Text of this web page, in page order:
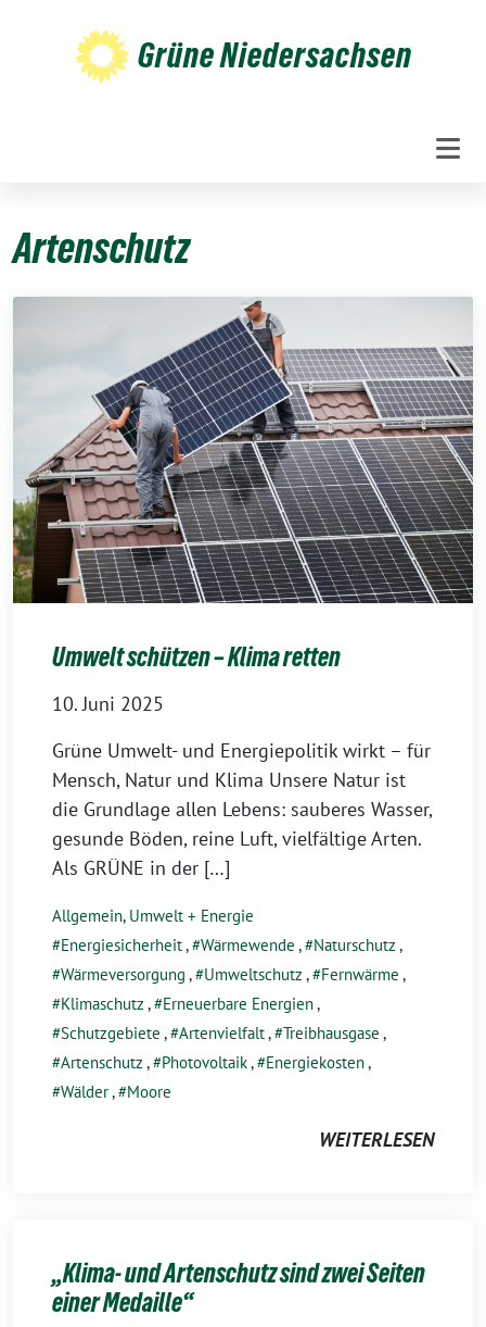
Grüne Niedersachsen
Artenschutz
Umwelt schützen – Klima retten
10. Juni 2025
Grüne Umwelt- und Energiepolitik wirkt – für
Mensch, Natur und Klima Unsere Natur ist
die Grundlage allen Lebens: sauberes Wasser,
gesunde Böden, reine Luft, vielfältige Arten.
Als GRÜNE in der […]
Allgemein, Umwelt + Energie
Energiesicherheit, Wärmewende , Naturschutz ,
Wärmeversorgung , Umweltschutz , Fernwärme ,
Klimaschutz , Erneuerbare Energien,
Schutzgebiete , Artenvielfalt, Treibhausgase ,
Artenschutz , Photovoltaik, Energiekosten,
Wälder, Moore
WEITERLESEN
„Klima- und Artenschutz sind zwei Seiten
einer Medaille“